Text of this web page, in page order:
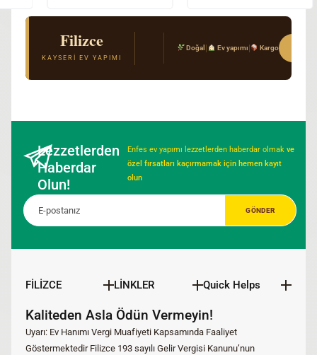
Filizce
KAYSERI EV YAPIMI
El Açması Mantı & Ev Yemekleri
Gerçek Kayseri tarifi · Kimyasal katkı yok ·
Doğal Ev yapımı Kargo
Lezzetlerden
Haberdar
Olun!
Enfes ev yapımı lezzetlerden haberdar olmak ve
özel fırsatları kaçırmamak için hemen kayıt
olun
FİLİZCE LİNKLER Quick Helps
Kaliteden Asla Ödün Vermeyin!
Uyarı: Ev Hanımı Vergi Muafiyeti Kapsamında Faaliyet
Göstermektedir Filizce 193 sayılı Gelir Vergisi Kanunu’nun